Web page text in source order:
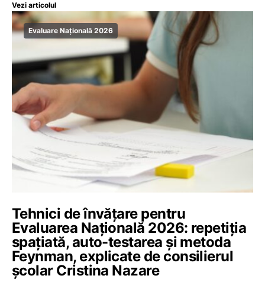
Vezi articolul
Evaluare Națională 2026
Tehnici de învățare pentru
Evaluarea Națională 2026: repetiția
spațiată, auto-testarea și metoda
Feynman, explicate de consilierul
școlar Cristina Nazare